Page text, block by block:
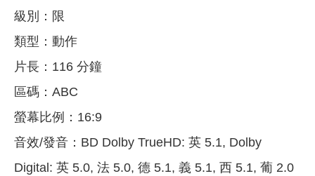
級別：限
類型：動作
片長：116 分鐘
區碼：ABC
螢幕比例：16:9
音效/發音：BD Dolby TrueHD: 英 5.1, Dolby
Digital: 英 5.0, 法 5.0, 德 5.1, 義 5.1, 西 5.1, 葡 2.0